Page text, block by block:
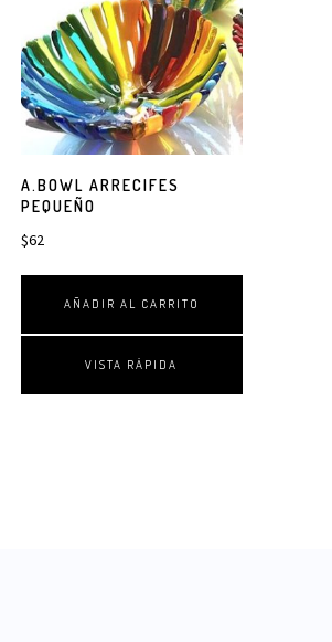
A.BOWL ARRECIFES
PEQUEÑO
$62
AÑADIR AL CARRITO
VISTA RÁPIDA